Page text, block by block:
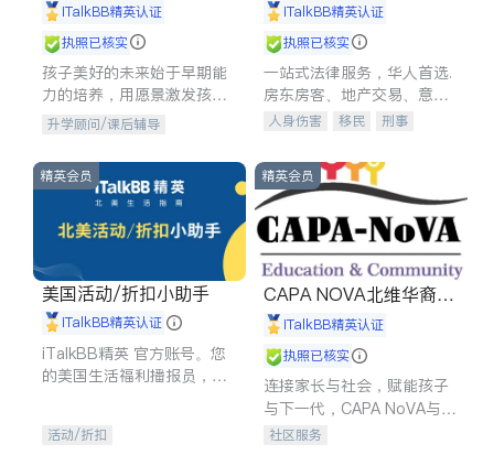
iTalkBB精英认证
执照已核实
孩子美好的未来始于早期能
力的培养，用愿景激发孩子
的学习潜力和动力。理念：
拥有成长型心态是成功的基
石。
升学顾问/课后辅导
iTalkBB精英认证
执照已核实
一站式法律服务，华人首选.
房东房客、地产交易、意外
伤害、车祸重伤、商业诉
建筑合同、刑事案件全包办
人身伤害 移民
刑事
信托/遗嘱
商业
索赔
律师-其它 保释
精英会员
美国活动/折扣小助手
iTalkBB精英认证
iTalkBB精英 官方账号。您
的美国生活福利播报员，精
专属福利。
活动/折扣
精英会员
CAPA NOVA北维华裔家
长会iTalkBB精英认证
执照已核实
连接家长与社会，赋能孩子
与下一代，CAPA NoVA与您
携手建设包容、公平、充满
社区服务